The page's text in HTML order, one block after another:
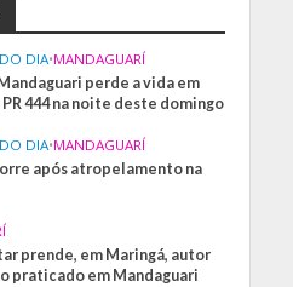
DIA•MANDAGUARÍ
perde a vida em
444 na noite deste domingo
DIA•MANDAGUARÍ
após atropelamento na
prende, em Maringá, autor
praticado em Mandaguari